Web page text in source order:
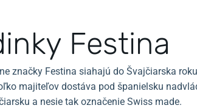
Festina
značky Festina siahajú do Švajčiarska
majiteľov dostáva pod španielsku
a nesie tak označenie Swiss made.